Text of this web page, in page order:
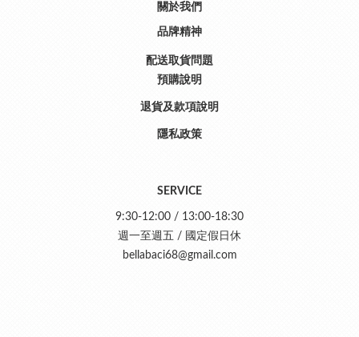
關於我們
品牌精神
配送取貨問題
預購說明
退貨及款項說明
隱私政策
SERVICE
9:30-12:00 / 13:00-18:30
週一至週五 / 國定假日休
bellabaci68@gmail.com